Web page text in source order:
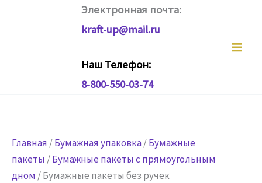
Электронная почта:
kraft-up@mail.ru
Наш Телефон:
8-800-550-03-74
Главная /Бумажная упаковка/Бумажные
пакеты /Бумажные пакеты с прямоугольным
дном / Бумажные пакеты без ручек